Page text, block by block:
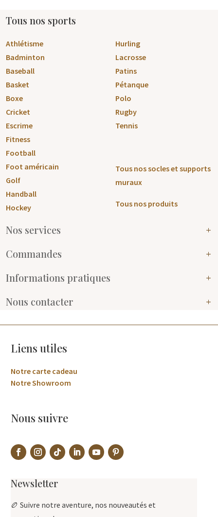
Tous nos sports
Athlétisme
Badminton
Baseball
Basket
Boxe
Cricket
Escrime
Fitness
Football
Foot américain
Golf
Handball
Hockey
Hurling
Lacrosse
Patins
Pétanque
Polo
Rugby
Tennis
Tous nos socles et supports
muraux
Tous nos produits
Nos services
Commandes
Informations pratiques
Nous contacter
Liens utiles
Notre carte cadeau
Notre Showroom
Nous suivre
Newsletter
🏉 Suivre notre aventure, nos nouveautés et